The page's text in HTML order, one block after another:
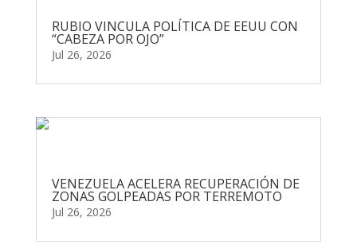
RUBIO VINCULA POLÍTICA DE EEUU CON
“CABEZA POR OJO”
Jul 26, 2026
VENEZUELA ACELERA RECUPERACIÓN DE
ZONAS GOLPEADAS POR TERREMOTO
Jul 26, 2026